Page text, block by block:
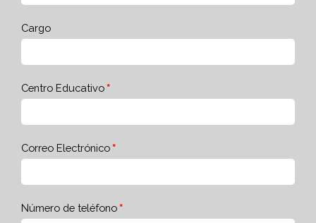
Cargo
Centro Educativo
Correo Electrónico
Número de teléfono